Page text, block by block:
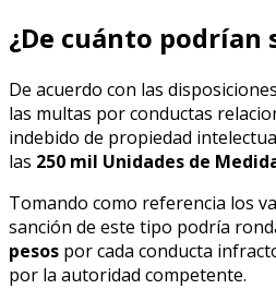
¿De cuánto podrían
De acuerdo con las
las multas por conductas
indebido de propiedad
las 250 mil Unidades de
Tomando como referencia los
sanción de este tipo podría
pesos por cada conducta
por la autoridad competente.